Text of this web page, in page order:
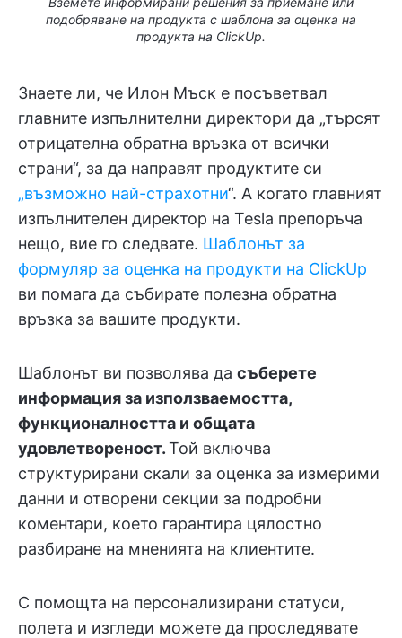
подобряване на продукта с шаблона за оценка на
продукта на ClickUp.
Знаете ли, че Илон Мъск е посъветвал
главните изпълнителни директори да „търсят
отрицателна обратна връзка от всички
страни“, за да направят продуктите си
„възможно най-страхотни“. А когато главният
изпълнителен директор на Tesla препоръча
нещо, вие го следвате. Шаблонът за
формуляр за оценка на продукти на ClickUp
ви помага да събирате полезна обратна
връзка за вашите продукти.
Шаблонът ви позволява да съберете
информация за използваемостта,
функционалността и общата
удовлетвореност.Той включва
структурирани скали за оценка за измерими
данни и отворени секции за подробни
коментари, което гарантира цялостно
разбиране на мненията на клиентите.
С помощта на персонализирани статуси,
полета и изгледи можете да проследявате